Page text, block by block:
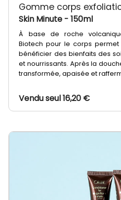
Gomme corps
Skin Minute - 150ml
À base de roche
Biotech pour le corps
bénéficier des bienfaits des
et nourrissants. Après la
transformée, apaisée et
Vendu seul 16,20 €